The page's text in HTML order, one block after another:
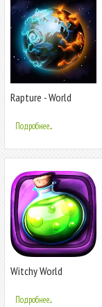
Rapture - World
Подробнее...
Witchy World
Подробнее...